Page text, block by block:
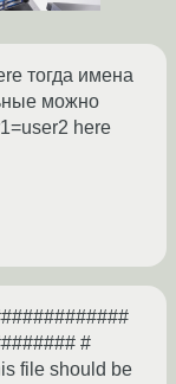
тогда имена
можно
here
#
file should be